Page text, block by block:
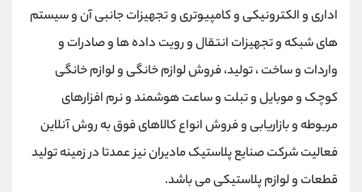
اداری و الکترونیکی و کامپیوتری و تجهیزات جانبی آن و سیستم
های شبکه و تجهیزات انتقال و رویت داده ها و صادرات و
واردات و ساخت ، تولید، فروش لوازم خانگی و لوازم خانگی
کوچک و موبایل و تبلت و ساعت هوشمند و نرم افزارهای
مربوطه و بازاریابی و فروش انواع کالاهای فوق به روش آنلاین
فعالیت شرکت صنایع پلاستیک مادیران نیز عمدتا در زمینه تولید
قطعات و لوازم پلاستیکی می باشد.